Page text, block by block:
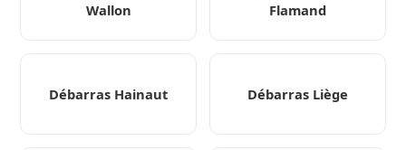
Wallon
Flamand
Débarras Hainaut Débarras Liège